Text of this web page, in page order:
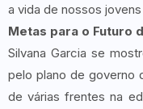
a vida de nossos
Metas para o Futuro
Silvana Garcia se
pelo plano de governo
de várias frentes na